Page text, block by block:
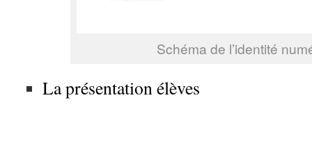
Schéma de l’identité
La présentation élèves